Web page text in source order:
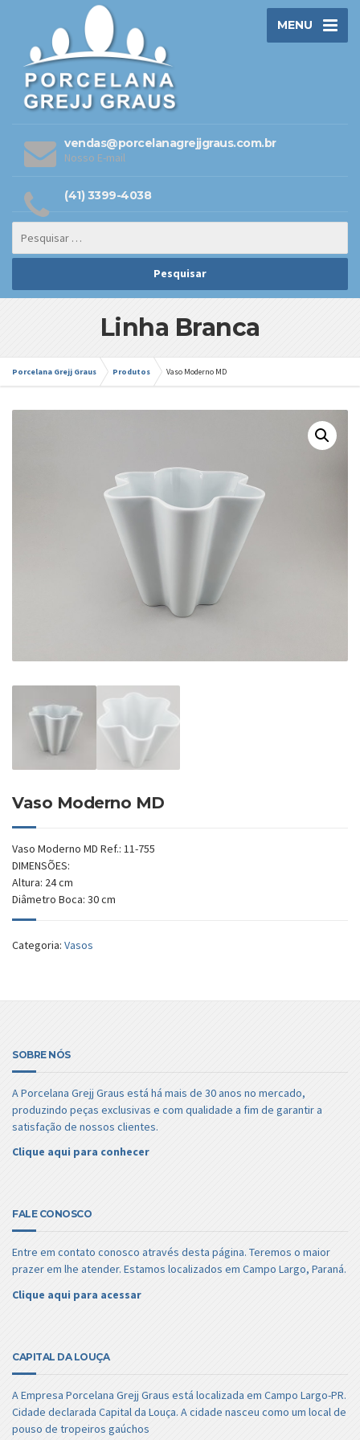
MENU
vendas@porcelanagrejjgraus.com.br
Nosso E-mail
(41) 3399-4038
Linha Branca
Porcelana Grejj Graus Produtos Vaso Moderno MD
Vaso Moderno MD
Vaso Moderno MD Ref.: 11-755
DIMENSÕES:
Altura: 24 cm
Diâmetro Boca: 30 cm
Categoria: Vasos
SOBRE NÓS
A Porcelana Grejj Graus está há mais de 30 anos no mercado,
produzindo peças exclusivas e com qualidade a fim de garantir a
satisfação de nossos clientes.
Clique aqui para conhecer
FALE CONOSCO
Entre em contato conosco através desta página. Teremos o maior
prazer em lhe atender. Estamos localizados em Campo Largo, Paraná.
Clique aqui para acessar
CAPITAL DA LOUÇA
A Empresa Porcelana Grejj Graus está localizada em Campo Largo-PR.
Cidade declarada Capital da Louça. A cidade nasceu como um local de
pouso de tropeiros gaúchos